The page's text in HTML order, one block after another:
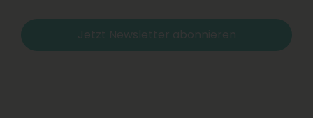
Jetzt Newsletter abonnieren